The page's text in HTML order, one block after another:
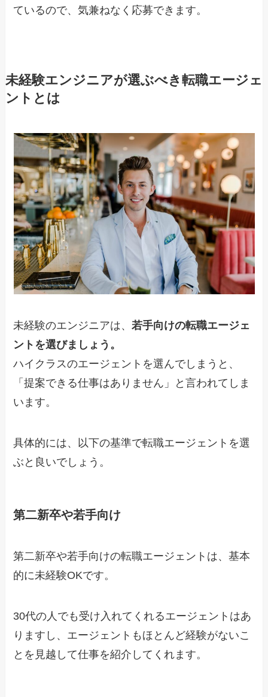
ているので、気兼ねなく応募できます。
未経験エンジニアが選ぶべき転職エージェ
ントとは
未経験のエンジニアは、若手向けの転職エージェ
ントを選びましょう。
ハイクラスのエージェントを選んでしまうと、
「提案できる仕事はありません」と言われてしま
います。
具体的には、以下の基準で転職エージェントを選
ぶと良いでしょう。
第二新卒や若手向け
第二新卒や若手向けの転職エージェントは、基本
的に未経験OKです。
30代の人でも受け入れてくれるエージェントはあ
りますし、エージェントもほとんど経験がないこ
とを見越して仕事を紹介してくれます。